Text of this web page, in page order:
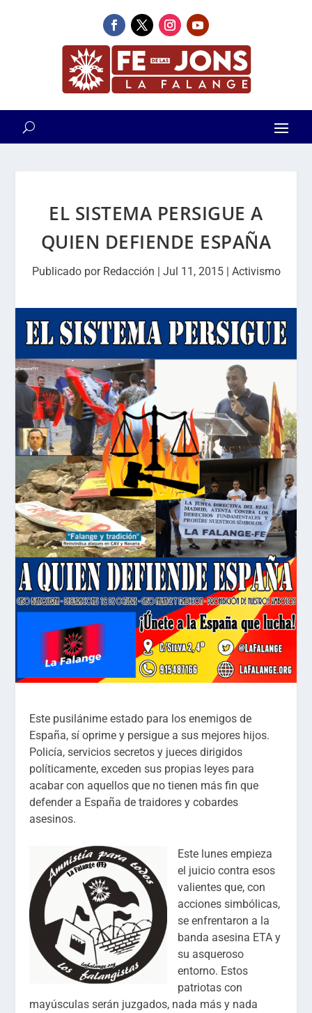
EL SISTEMA PERSIGUE A
QUIEN DEFIENDE ESPAÑA
Publicado por Redacción | Jul 11, 2015| Activismo
Este pusilánime estado para los enemigos de
España, sí oprime y persigue a sus mejores hijos.
Policía, servicios secretos y jueces dirigidos
políticamente, exceden sus propias leyes para
acabar con aquellos que no tienen más fin que
defender a España de traidores y cobardes
asesinos.
Este lunes empieza
el juicio contra esos
valientes que, con
acciones simbólicas,
se enfrentaron a la
banda asesina ETA y
su asqueroso
entorno. Estos
patriotas con
mayúsculas serán juzgados, nada más y nada